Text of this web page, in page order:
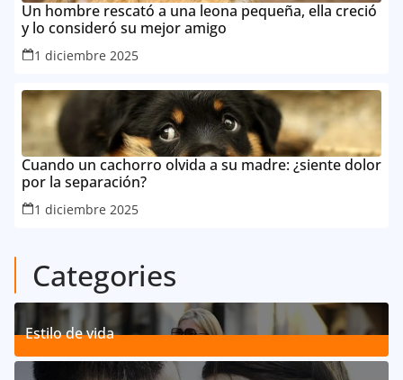
Un hombre rescató a una leona pequeña, ella creció
y lo consideró su mejor amigo
1 diciembre 2025
Cuando un cachorro olvida a su madre: ¿siente dolor
por la separación?
1 diciembre 2025
Categories
Estilo de vida
192Posts